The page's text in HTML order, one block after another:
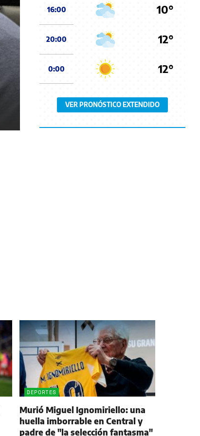
16:00 10°
20:00 12°
0:00 12°
VER PRONÓSTICO EXTENDIDO
DEPORTES
Murió Miguel Ignomiriello: una
huella imborrable en Central y
padre de "la selección fantasma"